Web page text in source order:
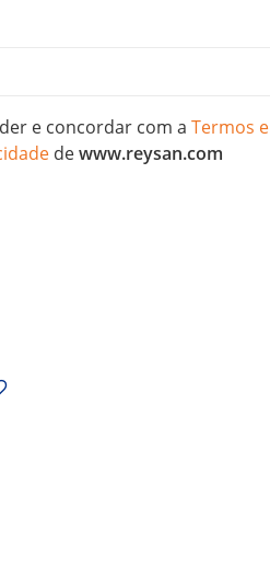
e concordar com a Termos
dewww.reysan.com